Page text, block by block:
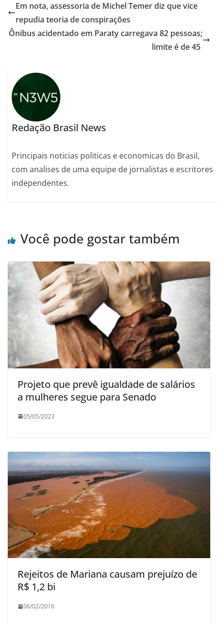
Em nota, assessoria de Michel Temer diz que vice
repudia teoria de conspirações
Ônibus acidentado em Paraty carregava 82 pessoas;
limite é de 45
Redação Brasil News
Principais noticias politicas e economicas do Brasil,
com analises de uma equipe de jornalistas e escritores
independentes.
Você pode gostar também
Projeto que prevê igualdade de salários
a mulheres segue para Senado
05/05/2023
Rejeitos de Mariana causam prejuízo de
R$ 1,2 bi
06/02/2016